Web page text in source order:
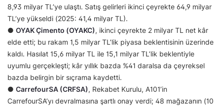
8,93 milyar TL’ye ulaştı. Satış gelirleri ikinci çeyrekte 64,9 milyar
TL’ye yükseldi (2025: 41,4 milyar TL).
● OYAK Çimento (OYAKC), ikinci çeyrekte 2 milyar TL net kâr
elde etti; bu rakam 1,5 milyar TL’lik piyasa beklentisinin üzerinde
kaldı. Hasılat 15,6 milyar TL ile 15,1 milyar TL’lik beklentiyle
uyumlu gerçekleşti; kâr yıllık bazda %41 daralsa da çeyreksel
bazda belirgin bir sıçrama kaydetti.
● CarrefourSA (CRFSA), Rekabet Kurulu, A101’in
CarrefourSA’yı devralmasına şartlı onay verdi; 48 mağazanın (10